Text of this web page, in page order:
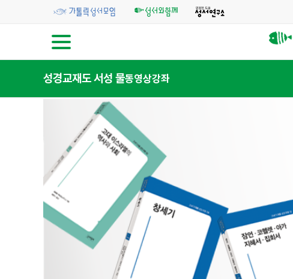
성경교재도 서성 물동영상강좌